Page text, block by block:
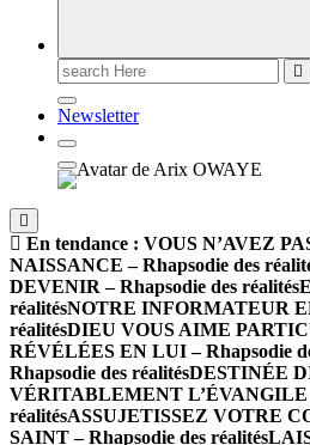
Newsletter
En tendance : VOUS N’AVEZ
NAISSANCE – Rhapsodie des
DEVENIR – Rhapsodie des réalités
réalitésNOTRE INFORMATEUR
réalitésDIEU VOUS AIME
RÉVÉLÉES EN LUI – Rhapsodie
Rhapsodie des réalitésDESTINÉE
VÉRITABLEMENT L’ÉVANGILE
réalitésASSUJETISSEZ VOTRE
SAINT – Rhapsodie des réalités